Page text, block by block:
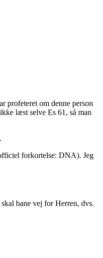
profeteret om denne person
læst selve Es 61, så man
forkortelse: DNA). Jeg
bane vej for Herren, dvs.